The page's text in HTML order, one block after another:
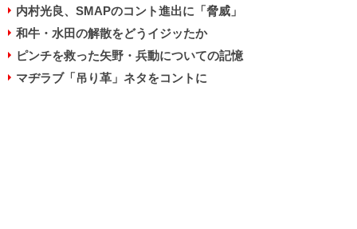
内村光良、SMAPのコント進出に「脅威」
和牛・水田の解散をどうイジッたか
ピンチを救った矢野・兵動についての記憶
マヂラブ「吊り革」ネタをコントに